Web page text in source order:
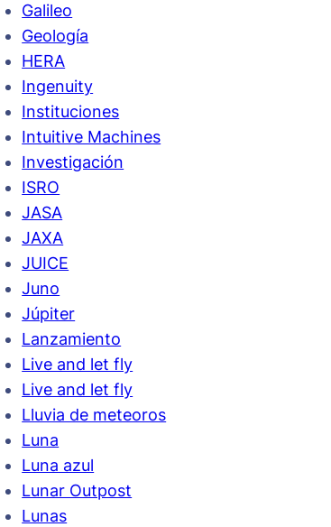
Galileo
Geología
HERA
Ingenuity
Instituciones
Intuitive Machines
Investigación
ISRO
JASA
JAXA
JUICE
Juno
Júpiter
Lanzamiento
Live and let fly
Live and let fly
Lluvia de meteoros
Luna
Luna azul
Lunar Outpost
Lunas